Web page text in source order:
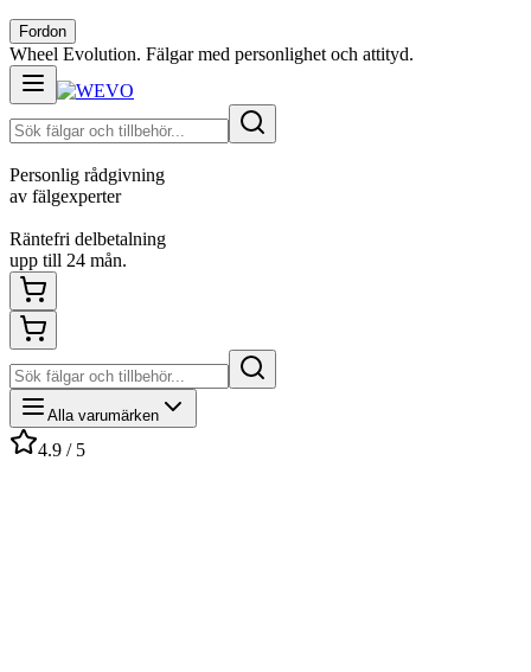
Fordon
Wheel Evolution. Fälgar med personlighet och attityd.
Personlig rådgivning
av fälgexperter
Räntefri delbetalning
upp till 24 mån.
Alla varumärken
4.9 / 5